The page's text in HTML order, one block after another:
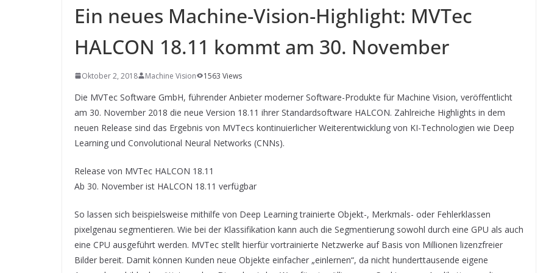
Ein neues Machine-Vision-Highlight: MVTec
HALCON 18.11 kommt am 30. November
Oktober 2, 2018 Machine Vision 1563 Views
Die MVTec Software GmbH, führender Anbieter moderner Software-Produkte für Machine Vision, veröffentlicht
am 30. November 2018 die neue Version 18.11 ihrer Standardsoftware HALCON. Zahlreiche Highlights in dem
neuen Release sind das Ergebnis von MVTecs kontinuierlicher Weiterentwicklung von KI-Technologien wie Deep
Learning und Convolutional Neural Networks (CNNs).
Release von MVTec HALCON 18.11
Ab 30. November ist HALCON 18.11 verfügbar
So lassen sich beispielsweise mithilfe von Deep Learning trainierte Objekt-, Merkmals- oder Fehlerklassen
pixelgenau segmentieren. Wie bei der Klassifikation kann auch die Segmentierung sowohl durch eine GPU als auch
eine CPU ausgeführt werden. MVTec stellt hierfür vortrainierte Netzwerke auf Basis von Millionen lizenzfreier
Bilder bereit. Damit können Kunden neue Objekte einfacher „einlernen“, da nicht hunderttausende eigene